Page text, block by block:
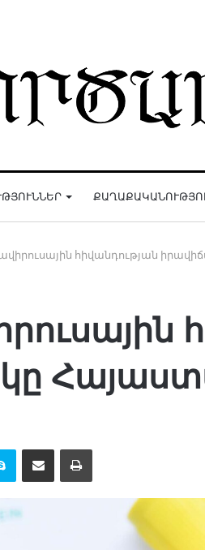
հիվանդության
Skype Share via Email Print